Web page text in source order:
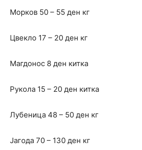
Морков 50 – 55 ден кг
Цвекло 17 – 20 ден кг
Магдонос 8 ден китка
Рукола 15 – 20 ден китка
Лубеница 48 – 50 ден кг
Јагода 70 – 130 ден кг